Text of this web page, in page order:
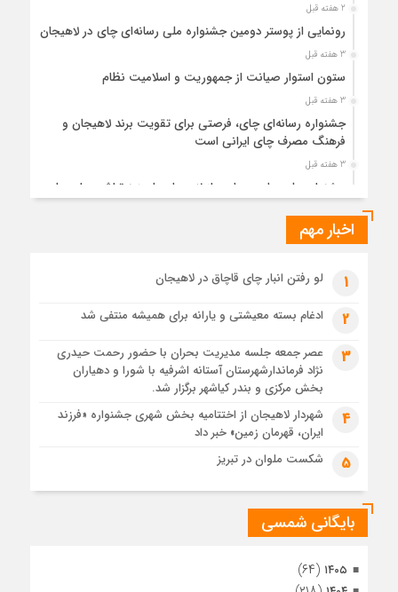
2 هفته قبل
رونمایی از پوستر دومین جشنواره ملی رسانه‌ای چای در لاهیجان
3 هفته قبل
ستون استوار صیانت از جمهوریت و اسلامیت نظام
3 هفته قبل
جشنواره رسانه‌ای چای، فرصتی برای تقویت برند لاهیجان و
فرهنگ مصرف چای ایرانی است
3 هفته قبل
جشنواره ملی چای، حمایت از لاهیجان یا هزینه‌تراشی برای چای
4 هفته قبل
4 هفته قبل
رئوف
تصاویر هوایی مراسم تشییع پیکر مطهر آقای شهید ایران – مشهد
مراسم تشییع پیکر مطهر آقای شهید ایران – مشهد
تصاویری از تراکم جمعیت حاضر در میدان ثورهالعشرین نجف
اشرف
اخبار مهم
1 لو رفتن انبار چای قاچاق در لاهیجان
2 ادغام بسته معیشتی و یارانه برای همیشه منتفی شد
3
عصر جمعه جلسه مدیریت بحران با حضور رحمت حیدری
نژاد فرماندارشهرستان آستانه اشرفیه با شورا و دهیاران
بخش مرکزی و بندر کیاشهر برگزار شد.
4
شهردار لاهیجان از اختتامیه بخش شهری جشنواره «فرزند
ایران، قهرمان زمین» خبر داد
5 شکست ملوان در تبریز
بایگانی شمسی
۱۴۰۵ (۶۴)